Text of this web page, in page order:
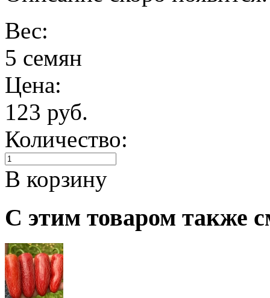
Вес:
5 семян
Цена:
123 руб.
Количество:
В корзину
С этим товаром также